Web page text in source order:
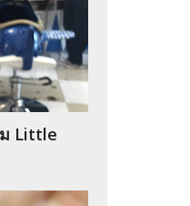
Little